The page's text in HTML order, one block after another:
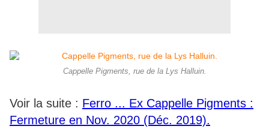
Cappelle Pigments, rue de la Lys Halluin.
Voir la suite : Ferro ... Ex Cappelle Pigments :
Fermeture en Nov. 2020 (Déc. 2019).